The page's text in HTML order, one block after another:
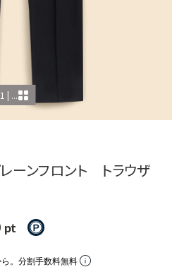
1 | ...
ーンフロント トラウザ
pt
。分割手数料無料